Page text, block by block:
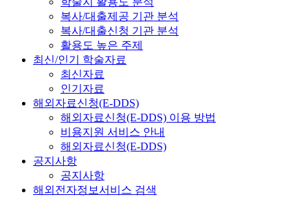
복사/대출제공 기관 분석
복사/대출신청 기관 분석
활용도 높은 주제
최신/인기 학술자료
최신자료
인기자료
해외자료신청(E-DDS)
해외자료신청(E-DDS) 이용 방법
비용지원 서비스 안내
해외자료신청(E-DDS)
공지사항
공지사항
해외전자정보서비스 검색